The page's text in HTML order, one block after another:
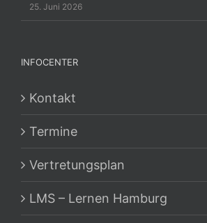
25. Juni 2026
INFOCENTER
Kontakt
Termine
Vertretungsplan
LMS – Lernen Hamburg